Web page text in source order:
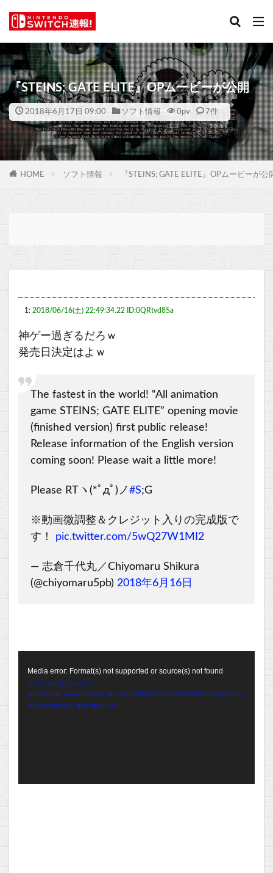
『STEINS; GATE ELITE』OPムービーが公開
2018年6月17日 09:00 ソフト情報 0pv 7件
HOME ソフト情報 『STEINS; GATE ELITE』OPムービーが公
1: 2018/06/16(土) 22:49:34.22 ID:0QRtvd85a
神ゲー過ぎるだろｗ
発売日決定はよｗ
The fastest in the world! “All animation
game STEINS; GATE ELITE” opening movie
(finished version) first public release!
Release information of the English version
coming soon! Please wait a little more!
Please RTヽ(*ﾟдﾟ)ノ#S;G
※動画微調整＆クレジット入りの完成版で
す！ pic.twitter.com/5wQ27W1MI2
— 志倉千代丸／Chiyomaru Shikura
(@chiyomaru5pb) 2018年6月16日
Media error: Format(s) not supported or source(s) not found
ファイルをダウンロード:
https://video.twimg.com/ext_tw_video/1007911065173176322/pu/vid/1280x7
20/Lv0UPjyJy47FgTjJ.mp4?_=2